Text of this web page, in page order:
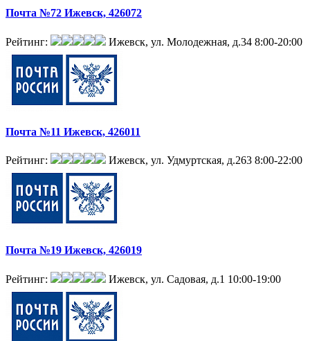
Почта №72 Ижевск, 426072
Рейтинг: Ижевск, ул. Молодежная, д.34 8:00-20:00
Почта №11 Ижевск, 426011
Рейтинг: Ижевск, ул. Удмуртская, д.263 8:00-22:00
Почта №19 Ижевск, 426019
Рейтинг: Ижевск, ул. Садовая, д.1 10:00-19:00